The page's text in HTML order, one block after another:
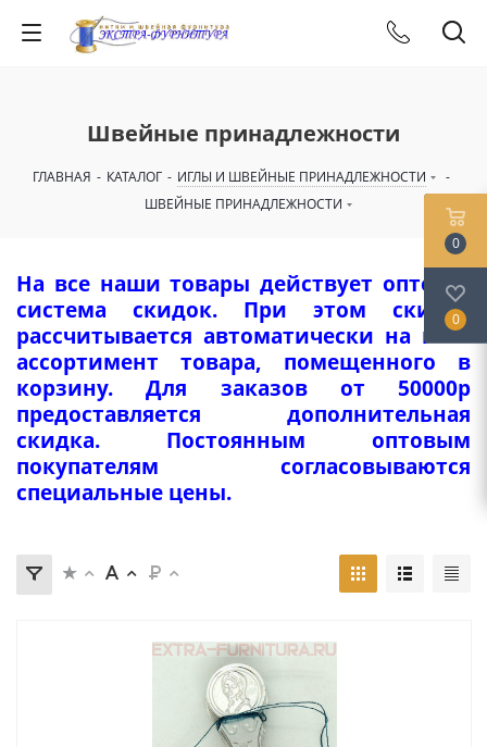
Швейные принадлежности
ГЛАВНАЯ - КАТАЛОГ - ИГЛЫ И ШВЕЙНЫЕ ПРИНАДЛЕЖНОСТИ
-
ШВЕЙНЫЕ ПРИНАДЛЕЖНОСТИ
На все наши товары действует оптовая
система скидок. При этом скидка
рассчитывается автоматически на весь
ассортимент товара, помещенного в
корзину. Для заказов от 50000р
предоставляется дополнительная
скидка. Постоянным оптовым
покупателям согласовываются
специальные цены.
0
0